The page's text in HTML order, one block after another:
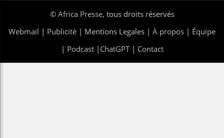
© Africa Presse, tous droits réservés
Webmail | Publicité | Mentions Legales | À propos | Équipe
| Podcast| ChatGPT| Contact